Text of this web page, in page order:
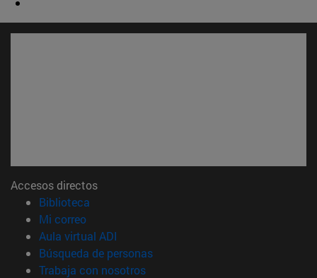
Accesos directos
Biblioteca
Mi correo(abre en nueva ventana)
Aula virtual ADI
Búsqueda de personas(abre en nueva ventana)
Trabaja con nosotros(abre en nueva ventana)